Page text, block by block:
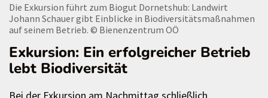
Die Exkursion führt zum Biogut Dornetshub: Landwirt
Johann Schauer gibt Einblicke in Biodiversitätsmaßnahmen
auf seinem Betrieb. © Bienenzentrum OÖ
Exkursion: Ein erfolgreicher Betrieb
lebt Biodiversität